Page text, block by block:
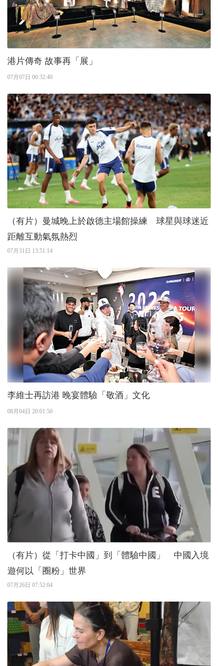
港片傳奇 故事再「展」
07月07日 00:32:40
（有片）曼城晚上於啟德主場館操練 球星與球迷近
距離互動氣氛熱烈
07月31日 13:51:14
李維士再訪港 晚宴體驗「敬酒」文化
08月04日 20:01:50
（有片）從「打卡中國」到「體驗中國」 中國入境
遊何以「圈粉」世界
07月26日 07:52:04